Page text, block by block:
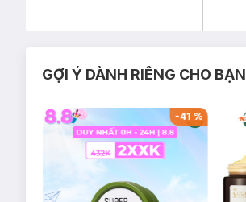
GỢI Ý DÀNH RIÊNG CHO BẠN
-41 %